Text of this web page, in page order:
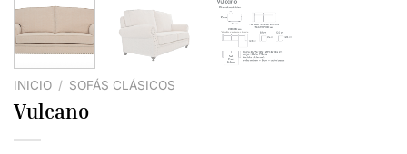
INICIO / SOFÁS CLÁSICOS
Vulcano